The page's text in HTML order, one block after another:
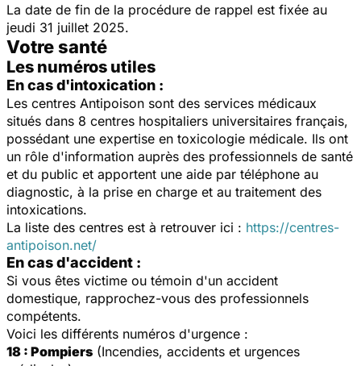
La date de fin de la procédure de rappel est fixée au
jeudi 31 juillet 2025.
Votre santé
Les numéros utiles
En cas d'intoxication :
Les centres Antipoison sont des services médicaux
situés dans 8 centres hospitaliers universitaires français,
possédant une expertise en toxicologie médicale. Ils ont
un rôle d'information auprès des professionnels de santé
et du public et apportent une aide par téléphone au
diagnostic, à la prise en charge et au traitement des
intoxications.
La liste des centres est à retrouver ici : https://centres-
antipoison.net/
En cas d'accident :
Si vous êtes victime ou témoin d'un accident
domestique, rapprochez-vous des professionnels
compétents.
Voici les différents numéros d'urgence :
18 : Pompiers (Incendies, accidents et urgences